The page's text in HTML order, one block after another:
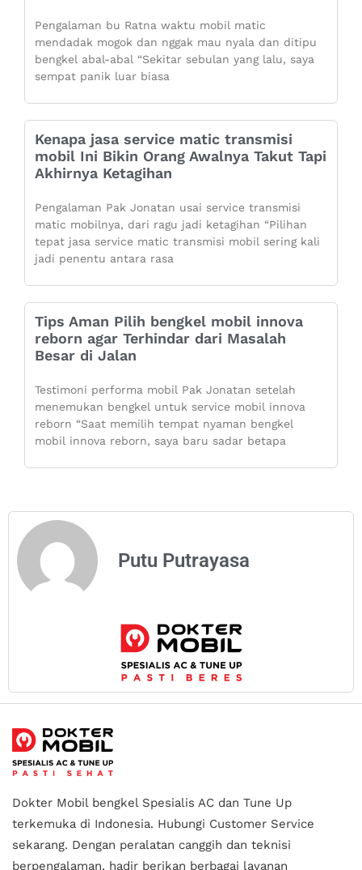
Pengalaman bu Ratna waktu mobil matic
mendadak mogok dan nggak mau nyala dan ditipu
bengkel abal-abal “Sekitar sebulan yang lalu, saya
sempat panik luar biasa
Kenapa jasa service matic transmisi
mobil Ini Bikin Orang Awalnya Takut Tapi
Akhirnya Ketagihan
Pengalaman Pak Jonatan usai service transmisi
matic mobilnya, dari ragu jadi ketagihan “Pilihan
tepat jasa service matic transmisi mobil sering kali
jadi penentu antara rasa
Tips Aman Pilih bengkel mobil innova
reborn agar Terhindar dari Masalah
Besar di Jalan
Testimoni performa mobil Pak Jonatan setelah
menemukan bengkel untuk service mobil innova
reborn “Saat memilih tempat nyaman bengkel
mobil innova reborn, saya baru sadar betapa
Putu Putrayasa
Dokter Mobil bengkel Spesialis AC dan Tune Up
terkemuka di Indonesia. Hubungi Customer Service
sekarang. Dengan peralatan canggih dan teknisi
berpengalaman, hadir berikan berbagai layanan